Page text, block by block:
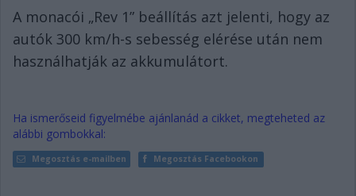
A monacói „Rev 1” beállítás azt jelenti, hogy az
autók 300 km/h-s sebesség elérése után nem
használhatják az akkumulátort.
Ha ismerőseid figyelmébe ajánlanád a cikket, megteheted az
alábbi gombokkal:
Megosztás e-mailben Megosztás Facebookon